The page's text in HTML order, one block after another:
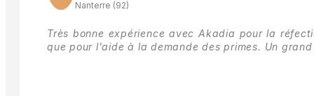
Nanterre (92)
Très bonne expérience avec Akadia pour la
que pour l'aide à la demande des primes. Un